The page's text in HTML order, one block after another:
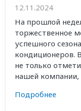
12.11.2024
На прошлой
торжественное
успешного
кондиционеров.
не только
нашей компании,
Подробнее